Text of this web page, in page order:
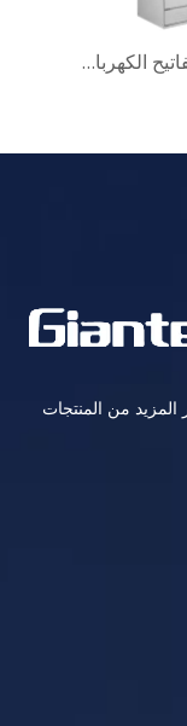
GGD المفاتيح الكهربائية الثابتة ذات الجهد المنخفض
من المنتجات